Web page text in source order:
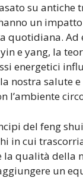
su antiche
un
quotidiana. Ad
e yang, la
energetici
nostra salute
l’ambiente
del feng
in cui
qualità della
un